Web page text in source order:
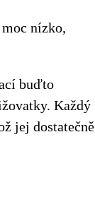
moc nízko,
buďto
Každý
jej dostatečně